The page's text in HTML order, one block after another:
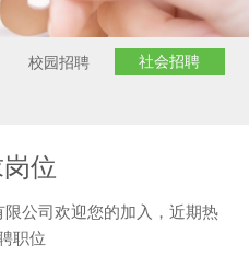
校园招聘 社会招聘
位
公司欢迎您的加入，近期热
职位